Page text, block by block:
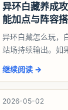
异环白藏养成
能加点与阵容
异环白藏怎么玩，
站场持续输出。如
有娜娜莉缺另外一
考虑养个白藏
继续阅读 →
2026-05-02